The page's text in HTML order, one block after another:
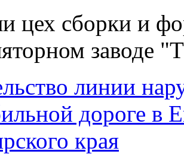
цех сборки и
заводе
линии
дороге в
края